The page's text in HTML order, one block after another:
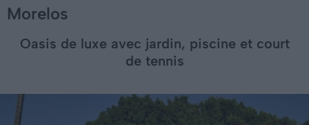
Morelos
Oasis de luxe avec jardin, piscine et court
de tennis